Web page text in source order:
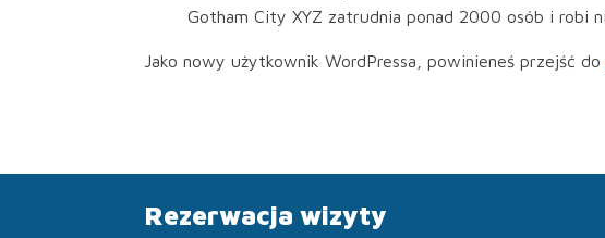
Gotham City XYZ zatrudnia ponad 2000 osób i robi
Jako nowy użytkownik WordPressa, powinieneś przejść do
Rezerwacja wizyty